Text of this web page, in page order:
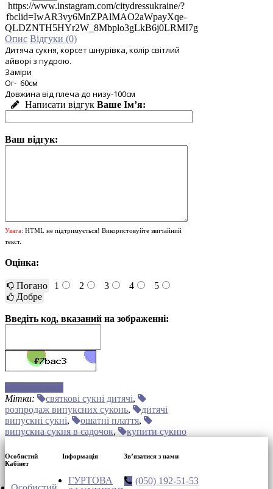
https://www.instagram.com/citydressukraine/?
fbclid=IwAR3vy6MnZPAlMAO2aWpayXqe-
QLDZNTH5HYr2W_8Mbplo3gLkB6j0LRMI7g
Опис Відгуки (0)
Дитяча сукня, корсет шнурівка, колір світлий
айворі з пудрою.
Заміри
Ог- 60см
Довжина від плеча до низу-100см
Написати відгук Ваше Ім’я:
Ваш відгук:
Увага: HTML не підтримується! Використовуйте звичайний
текст.
Оцінка:
Погано 1 2 3 4
5
Добре
Введіть код, вказаний на зображенні:
Мітки:
святкові сукні дитячі,
розпродаж випуксних суконь,
дитячі
випускні сукні, ошатні плаття,
випускна сукня в садочок, купити сукню
Особистий
Кабінет
Інформація
ГУРТОВА
Зв’язатися з нами
(050) 192-51-53